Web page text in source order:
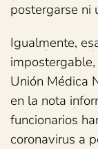
postergarse ni
Igualmente,
Unión Médica
en la nota
funcionarios
coronavirus a